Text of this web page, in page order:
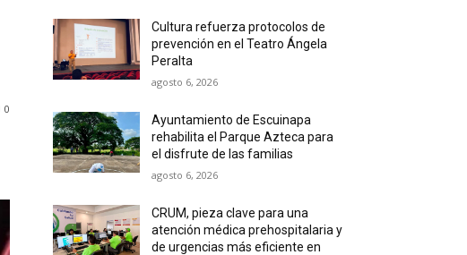
0
Cultura refuerza protocolos de
prevención en el Teatro Ángela
Peralta
agosto 6, 2026
Ayuntamiento de Escuinapa
rehabilita el Parque Azteca para
el disfrute de las familias
agosto 6, 2026
CRUM, pieza clave para una
atención médica prehospitalaria y
de urgencias más eficiente en